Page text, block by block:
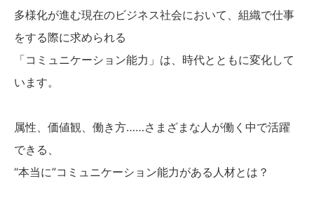
多様化が進む現在のビジネス社会において、組織で仕事
をする際に求められる
「コミュニケーション能力」は、時代とともに変化して
います。
属性、価値観、働き方……さまざまな人が働く中で活躍
できる、
“本当に”コミュニケーション能力がある人材とは？